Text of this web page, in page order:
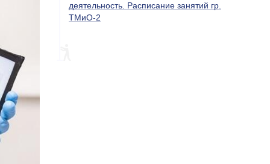
деятельность. Расписание занятий гр.
ТМиО-2